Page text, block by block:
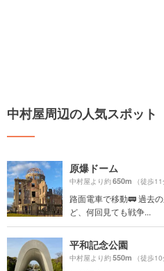
中村屋周辺の人気スポット
原爆ドーム
中村屋より約650m （徒歩11
路面電車で移動🚃 過去
ど、何回見ても戦争...
平和記念公園
中村屋より約550m （徒歩10